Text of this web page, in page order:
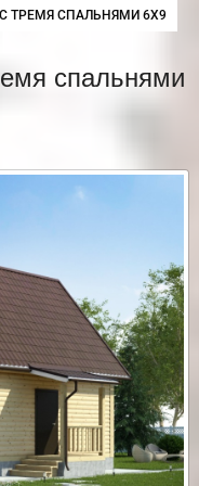
ТРЕМЯ СПАЛЬНЯМИ 6Х9
спальнями